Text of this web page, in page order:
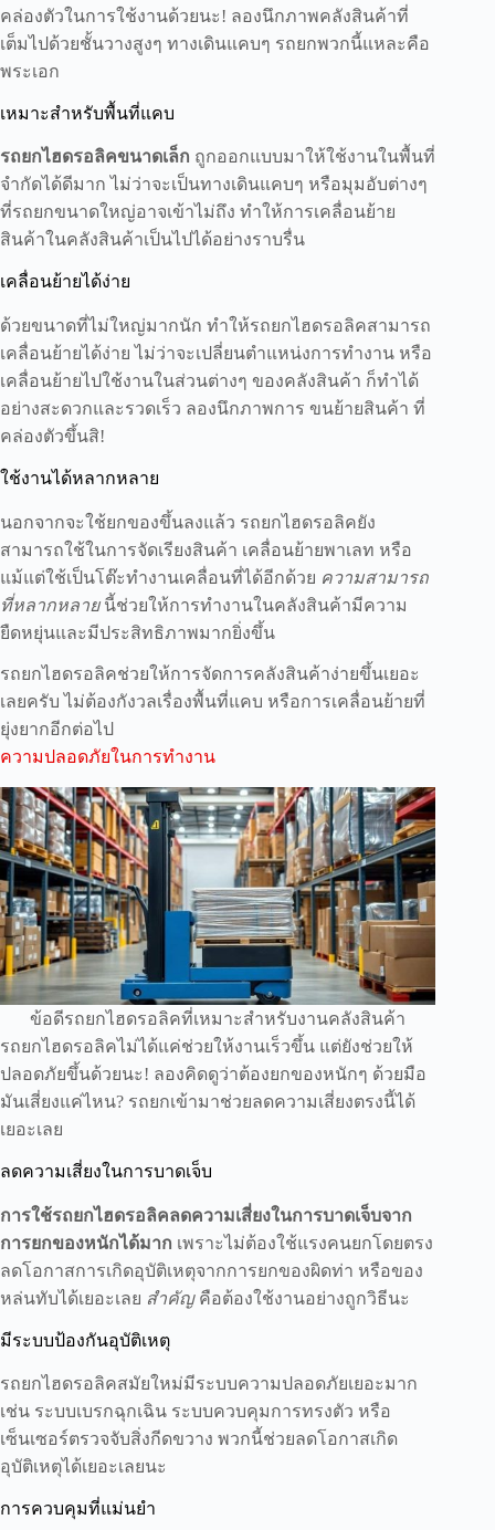
คล่องตัวในการใช้งานด้วยนะ! ลองนึกภาพคลังสินค้าที่
เต็มไปด้วยชั้นวางสูงๆ ทางเดินแคบๆ รถยกพวกนี้แหละคือ
พระเอก
เหมาะสำหรับพื้นที่แคบ
รถยกไฮดรอลิคขนาดเล็ก ถูกออกแบบมาให้ใช้งานในพื้นที่
จำกัดได้ดีมาก ไม่ว่าจะเป็นทางเดินแคบๆ หรือมุมอับต่างๆ
ที่รถยกขนาดใหญ่อาจเข้าไม่ถึง ทำให้การเคลื่อนย้าย
สินค้าในคลังสินค้าเป็นไปได้อย่างราบรื่น
เคลื่อนย้ายได้ง่าย
ด้วยขนาดที่ไม่ใหญ่มากนัก ทำให้รถยกไฮดรอลิคสามารถ
เคลื่อนย้ายได้ง่าย ไม่ว่าจะเปลี่ยนตำแหน่งการทำงาน หรือ
เคลื่อนย้ายไปใช้งานในส่วนต่างๆ ของคลังสินค้า ก็ทำได้
อย่างสะดวกและรวดเร็ว ลองนึกภาพการ ขนย้ายสินค้า ที่
คล่องตัวขึ้นสิ!
ใช้งานได้หลากหลาย
นอกจากจะใช้ยกของขึ้นลงแล้ว รถยกไฮดรอลิคยัง
สามารถใช้ในการจัดเรียงสินค้า เคลื่อนย้ายพาเลท หรือ
แม้แต่ใช้เป็นโต๊ะทำงานเคลื่อนที่ได้อีกด้วย ความสามารถ
ที่หลากหลายนี้ช่วยให้การทำงานในคลังสินค้ามีความ
ยืดหยุ่นและมีประสิทธิภาพมากยิ่งขึ้น
รถยกไฮดรอลิคช่วยให้การจัดการคลังสินค้าง่ายขึ้นเยอะ
เลยครับ ไม่ต้องกังวลเรื่องพื้นที่แคบ หรือการเคลื่อนย้ายที่
ยุ่งยากอีกต่อไป
ความปลอดภัยในการทำงาน
ข้อดีรถยกไฮดรอลิคที่เหมาะสำหรับงานคลังสินค้า
รถยกไฮดรอลิคไม่ได้แค่ช่วยให้งานเร็วขึ้น แต่ยังช่วยให้
ปลอดภัยขึ้นด้วยนะ! ลองคิดดูว่าต้องยกของหนักๆ ด้วยมือ
มันเสี่ยงแค่ไหน? รถยกเข้ามาช่วยลดความเสี่ยงตรงนี้ได้
เยอะเลย
ลดความเสี่ยงในการบาดเจ็บ
การใช้รถยกไฮดรอลิคลดความเสี่ยงในการบาดเจ็บจาก
การยกของหนักได้มาก เพราะไม่ต้องใช้แรงคนยกโดยตรง
ลดโอกาสการเกิดอุบัติเหตุจากการยกของผิดท่า หรือของ
หล่นทับได้เยอะเลย สำคัญคือต้องใช้งานอย่างถูกวิธีนะ
มีระบบป้องกันอุบัติเหตุ
รถยกไฮดรอลิคสมัยใหม่มีระบบความปลอดภัยเยอะมาก
เช่น ระบบเบรกฉุกเฉิน ระบบควบคุมการทรงตัว หรือ
เซ็นเซอร์ตรวจจับสิ่งกีดขวาง พวกนี้ช่วยลดโอกาสเกิด
อุบัติเหตุได้เยอะเลยนะ
การควบคุมที่แม่นยำ